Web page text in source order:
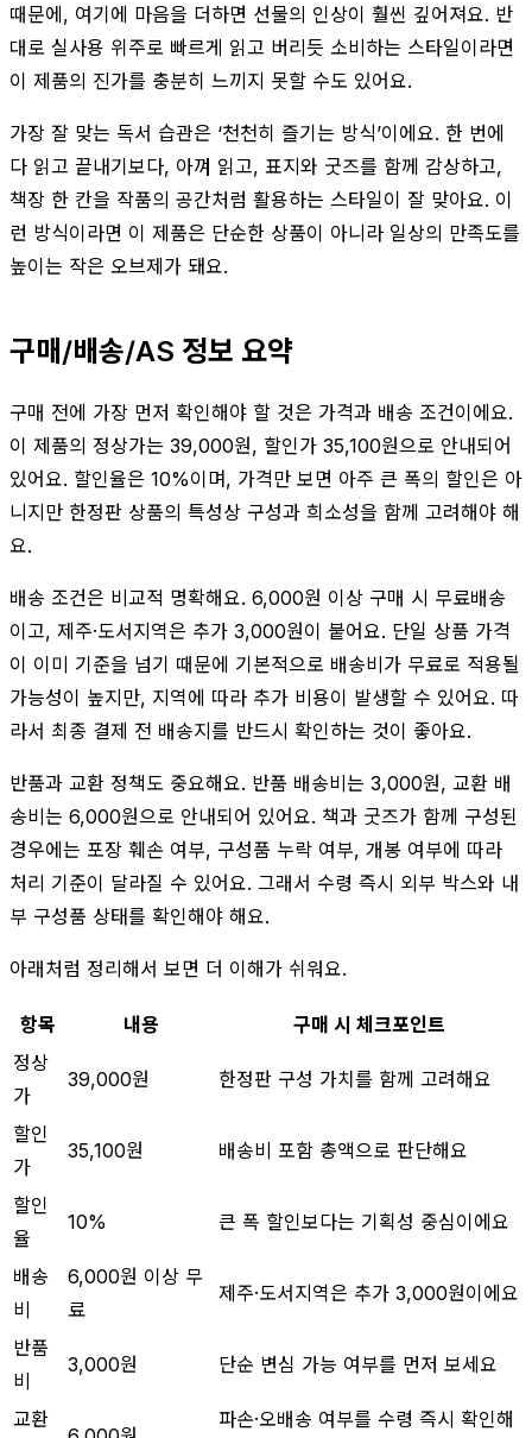
때문에, 여기에 마음을 더하면 선물의 인상이 훨씬 깊어져요. 반
대로 실사용 위주로 빠르게 읽고 버리듯 소비하는 스타일이라면
이 제품의 진가를 충분히 느끼지 못할 수도 있어요.
가장 잘 맞는 독서 습관은 ‘천천히 즐기는 방식’이에요. 한 번에
다 읽고 끝내기보다, 아껴 읽고, 표지와 굿즈를 함께 감상하고,
책장 한 칸을 작품의 공간처럼 활용하는 스타일이 잘 맞아요. 이
런 방식이라면 이 제품은 단순한 상품이 아니라 일상의 만족도를
높이는 작은 오브제가 돼요.
구매/배송/AS 정보 요약
구매 전에 가장 먼저 확인해야 할 것은 가격과 배송 조건이에요.
이 제품의 정상가는 39,000원, 할인가 35,100원으로 안내되어
있어요. 할인율은 10%이며, 가격만 보면 아주 큰 폭의 할인은 아
니지만 한정판 상품의 특성상 구성과 희소성을 함께 고려해야 해
요.
배송 조건은 비교적 명확해요. 6,000원 이상 구매 시 무료배송
이고, 제주·도서지역은 추가 3,000원이 붙어요. 단일 상품 가격
이 이미 기준을 넘기 때문에 기본적으로 배송비가 무료로 적용될
가능성이 높지만, 지역에 따라 추가 비용이 발생할 수 있어요. 따
라서 최종 결제 전 배송지를 반드시 확인하는 것이 좋아요.
반품과 교환 정책도 중요해요. 반품 배송비는 3,000원, 교환 배
송비는 6,000원으로 안내되어 있어요. 책과 굿즈가 함께 구성된
경우에는 포장 훼손 여부, 구성품 누락 여부, 개봉 여부에 따라
처리 기준이 달라질 수 있어요. 그래서 수령 즉시 외부 박스와 내
부 구성품 상태를 확인해야 해요.
아래처럼 정리해서 보면 더 이해가 쉬워요.
항목 내용
구매 시 체크포인트
정상
가
39,000원 한정판 구성 가치를 함께 고려해요
할인
가
35,100원 배송비 포함 총액으로 판단해요
할인
율
10% 큰 폭 할인보다는 기획성 중심이에요
배송
비
6,000원 이상 무
료
제주·도서지역은 추가 3,000원이에요
반품
비
3,000원 단순 변심 가능 여부를 먼저 보세요
교환 파손·오배송 여부를 수령 즉시 확인해